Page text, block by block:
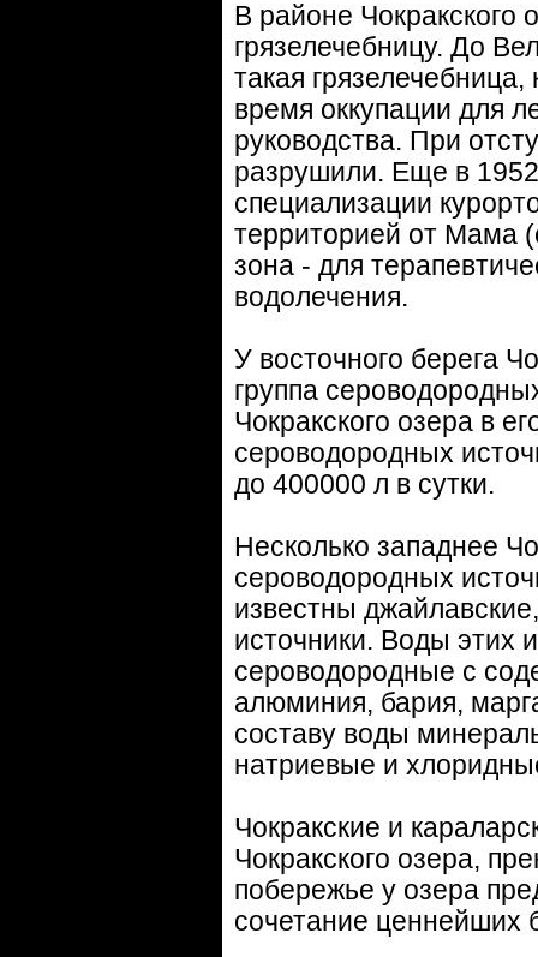
В районе Чокракского
грязелечебницу. До
такая
время оккупации для
руководства. При
разрушили. Еще в
специализации
территорией от Мама
зона - для
водолечения.
У восточного берега
группа
Чокракского озера в
сероводородных
до 400000 л в сутки.
Несколько западнее
сероводородных
известны
источники. Воды этих
сероводородные с
алюминия, бария,
составу воды
натриевые и
Чокракские и
Чокракского озера,
побережье у озера
сочетание ценнейших